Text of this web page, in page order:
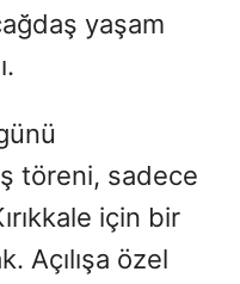
yaşam
töreni, sadece
için bir
Açılışa özel